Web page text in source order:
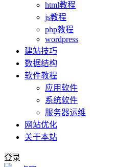
html教程
js教程
php教程
wordpress
建站技巧
数据结构
软件教程
应用软件
系统软件
服务器运维
网站优化
关于本站
登录